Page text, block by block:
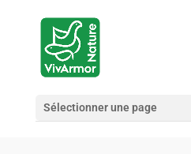
Sélectionner une page